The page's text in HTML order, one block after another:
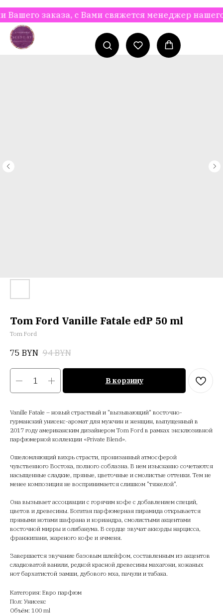
заказа, с Вами свяжется менеджер нашего
Tom Ford Vanille Fatale edP 50 ml
Tom Ford
75 BYN 94 BYN
В корзину
Vanille Fatale – новый страстный и "вызывающий" восточно-
гурманский унисекс-аромат для мужчин и женщин, выпущенный в
2017 году американским дизайнером Tom Ford в рамках эксклюзивной
парфюмерной коллекции «Private Blend».
Ошеломляющий вихрь страсти, пронизанный атмосферой
чувственного Востока, полного соблазна. В нем изысканно сочетаются
насыщенные сладкие, пряные, цветочные и смолистые оттенки. Тем не
менее композиция не воспринимается слишком "тяжелой".
Она вызывает ассоциации с горячим кофе с добавлением специй,
цветов и древесины. Богатая парфюмерная пирамида открывается
пряными нотами шафрана и кориандра, смолистыми акцентами
восточной мирры и олибанума. В сердце звучат аккорды нарцисса,
франжипани, жареного кофе и ячменя.
Завершается звучание базовым шлейфом, составленным из акцентов
сладковатой ванили, редкой красной древесины махагони, кожаных
нот бархатистой замши, дубового мха, пачули и табака.
Категория: Евро парфюм
Пол: Унисекс
Объём: 100 ml